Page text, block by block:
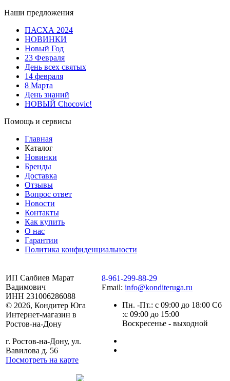
Наши предложения
ПАСХА 2024
НОВИНКИ
Новый Год
23 Февраля
День всех святых
14 февраля
8 Марта
День знаний
НОВЫЙ Chocovic!
Помощь и сервисы
Главная
Каталог
Новинки
Бренды
Доставка
Отзывы
Вопрос ответ
Новости
Контакты
Как купить
О нас
Гарантии
Политика конфиденциальности
ИП Салбиев Марат
Вадимович
ИНН 231006286088
© 2026, Кондитер Юга
Интернет-магазин в
Ростов-на-Дону
г. Ростов-на-Дону, ул.
Вавилова д. 56
Посмотреть на карте
8-961-299-88-29
Email: info@konditeruga.ru
Пн. -Пт.: с 09:00 до 18:00 Сб
:с 09:00 до 15:00
Воскресенье - выходной